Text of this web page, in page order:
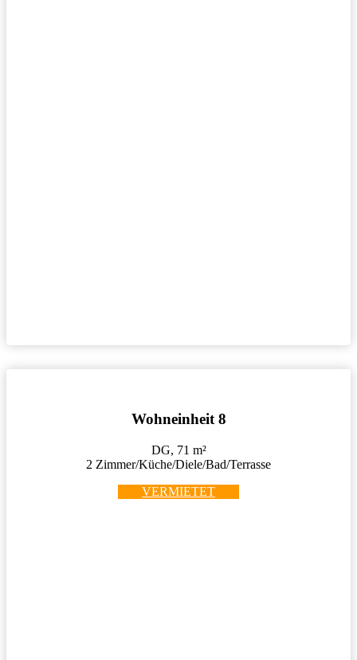
Wohneinheit 8
DG, 71 m²
2 Zimmer/Küche/Diele/Bad/Terrasse
VERMIETET